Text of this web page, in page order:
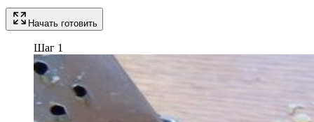
Начать готовить
Шаг 1